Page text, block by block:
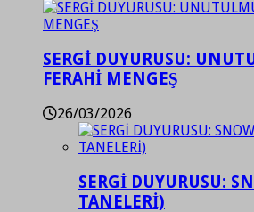
SERGİ DUYURUSU:
FERAHİ MENGEŞ
26/03/2026
SERGİ DUYURUSU:
TANELERİ)